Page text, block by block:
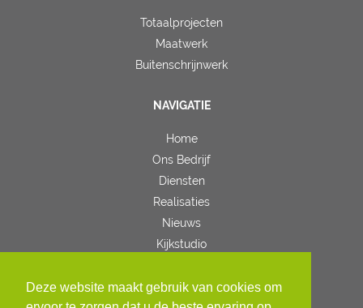
Deze website maakt gebruik van cookies om
Totaalprojecten
Maatwerk
Buitenschrijnwerk
NAVIGATIE
Home
Ons Bedrijf
Diensten
Realisaties
Nieuws
Kijkstudio